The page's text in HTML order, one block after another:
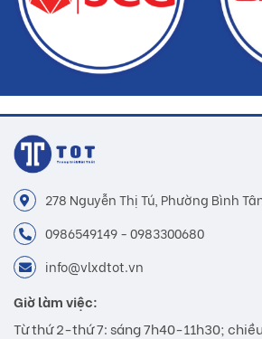
278 Nguyễn Thị Tú, Phường Bình
0986549149 - 0983300680
info@vlxdtot.vn
Giờ làm việc:
Từ thứ 2-thứ 7: sáng 7h40-11h30;